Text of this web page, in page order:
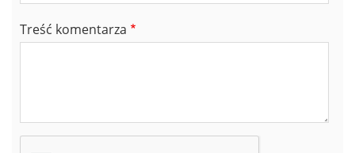
Treść komentarza